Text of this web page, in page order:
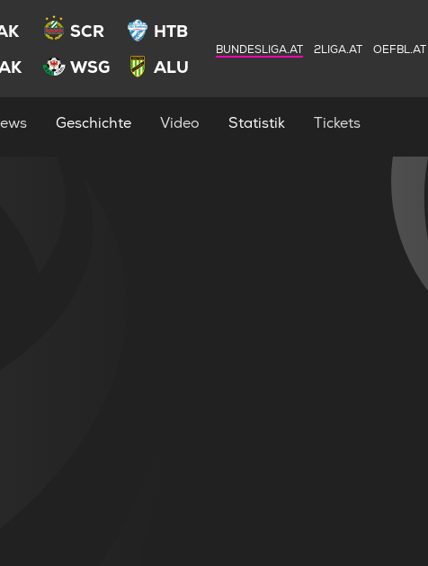
SCR
HTB
WSG ALU
BUNDESLIGA.AT 2LIGA.AT OEFBL.AT
Geschichte Video Statistik Tickets